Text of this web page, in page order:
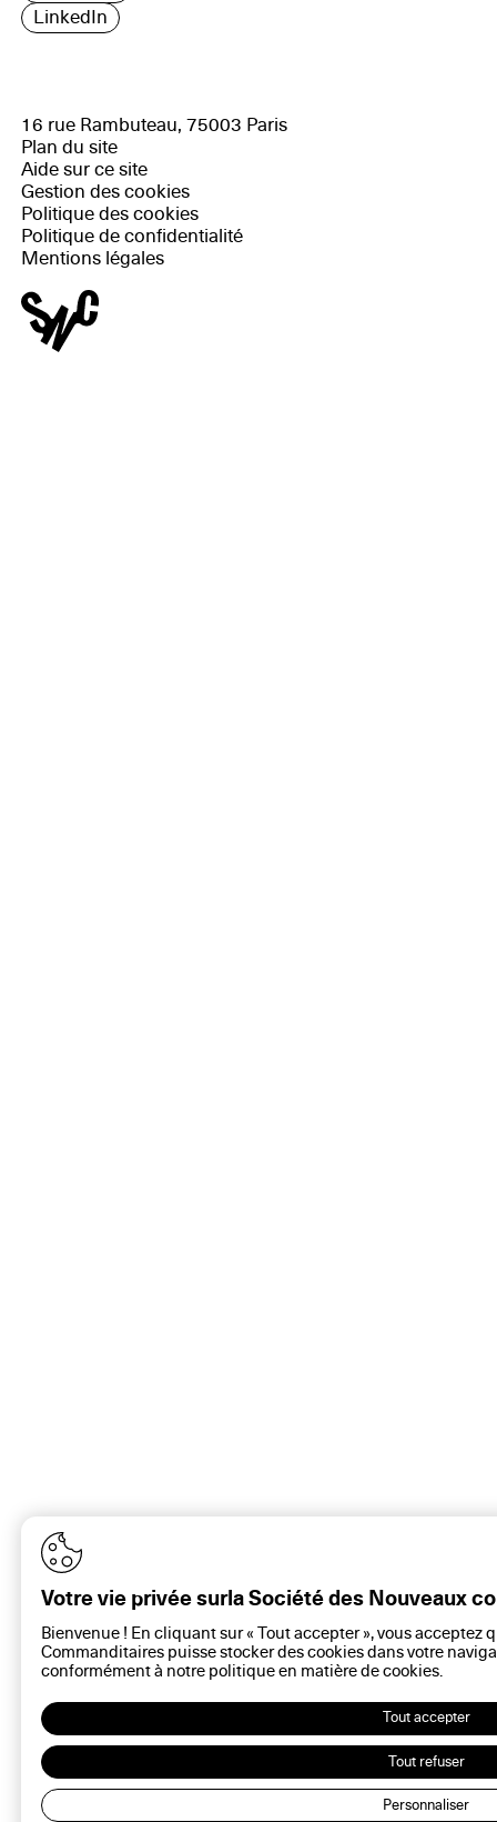
LinkedIn
16 rue Rambuteau, 75003 Paris
Plan du site
Aide sur ce site
Gestion des cookies
Politique des cookies
Politique de confidentialité
Mentions légales
Votre vie privée surla Société des Nouveaux
Bienvenue ! En cliquant sur « Tout accepter », vous acceptez
Commanditaires puisse stocker des cookies dans votre
conformément à notre politique en matière decookies.
Tout accepter
Tout refuser
Personnaliser